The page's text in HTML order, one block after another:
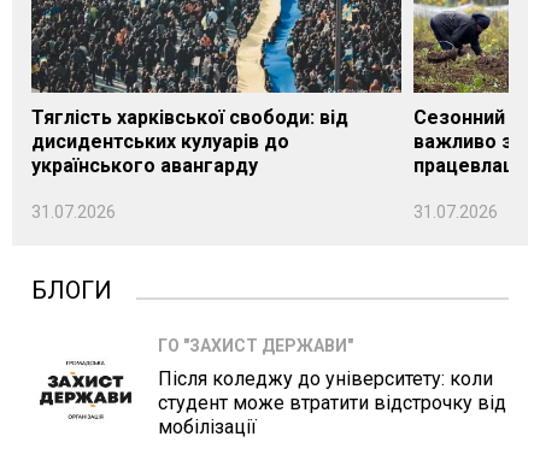
Тяглість харківської свободи: від
дисидентських кулуарів до
українського авангарду
31.07.2026
Сезонний
важливо
31.07.2026
БЛОГИ
ГО "ЗАХИСТ ДЕРЖАВИ"
Після коледжу до університету: коли
студент може втратити відстрочку від
мобілізації